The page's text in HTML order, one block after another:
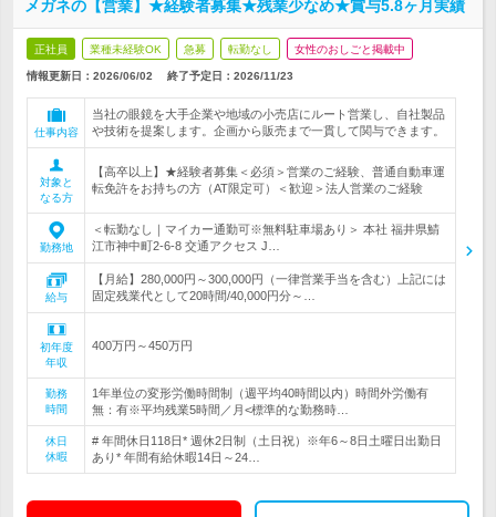
メガネの【営業】★経験者募集★残業少なめ★賞与5.8ヶ月実績
正社員 業種未経験OK 急募 転勤なし 女性のおしごと掲載中
情報更新日：2026/06/02 終了予定日： 2026/11/23
仕事内容
当社の眼鏡を大手企業や地域の小売店にルート営業し、自社製品
や技術を提案します。企画から販売まで一貫して関与できます。
対象と
なる方
【高卒以上】★経験者募集＜必須＞営業のご経験、普通自動車運
転免許をお持ちの方（AT限定可）＜歓迎＞法人営業のご経験
勤務地
＜転勤なし｜マイカー通勤可※無料駐車場あり＞ 本社 福井県鯖
江市神中町2-6-8 交通アクセス J…
給与
【月給】280,000円～300,000円（一律営業手当を含む）上記には
固定残業代として20時間/40,000円分～…
初年度
年収
400万円～450万円
勤務
時間
1年単位の変形労働時間制（週平均40時間以内）時間外労働有
無：有※平均残業5時間／月<標準的な勤務時…
休日
休暇
# 年間休日118日* 週休2日制（土日祝）※年6～8日土曜日出勤日
あり* 年間有給休暇14日～24…